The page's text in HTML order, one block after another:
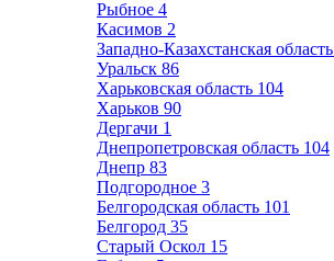
Рыбное 4
Касимов 2
Западно-Казахстанская область
Уральск 86
Харьковская область 104
Харьков 90
Дергачи 1
Днепропетровская область 104
Днепр 83
Подгородное 3
Белгородская область 101
Белгород 35
Старый Оскол 15